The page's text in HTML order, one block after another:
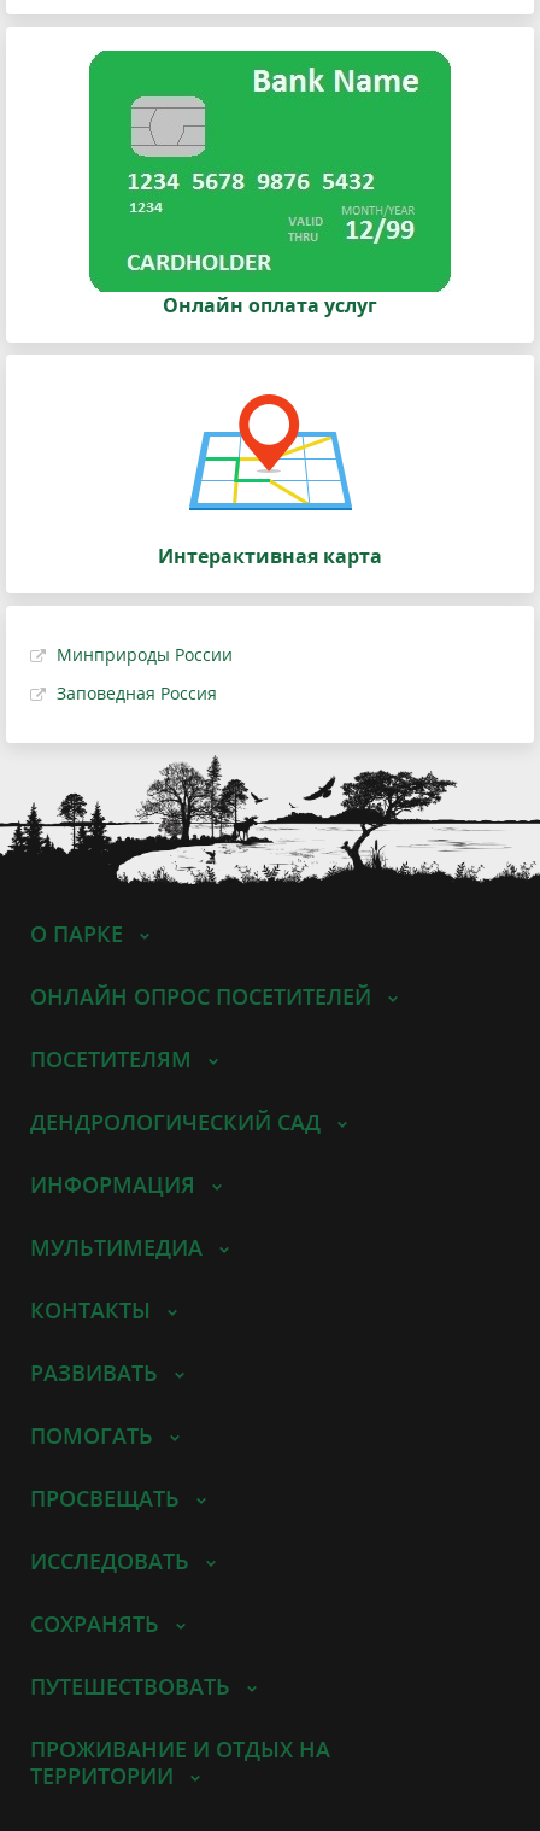
Онлайн оплата услуг
Интерактивная карта
Минприроды России
Заповедная Россия
О ПАРКЕ
ОНЛАЙН ОПРОС ПОСЕТИТЕЛЕЙ
ПОСЕТИТЕЛЯМ
ДЕНДРОЛОГИЧЕСКИЙ САД
ИНФОРМАЦИЯ
МУЛЬТИМЕДИА
КОНТАКТЫ
РАЗВИВАТЬ
ПОМОГАТЬ
ПРОСВЕЩАТЬ
ИССЛЕДОВАТЬ
СОХРАНЯТЬ
ПУТЕШЕСТВОВАТЬ
ПРОЖИВАНИЕ И ОТДЫХ НА
ТЕРРИТОРИИ